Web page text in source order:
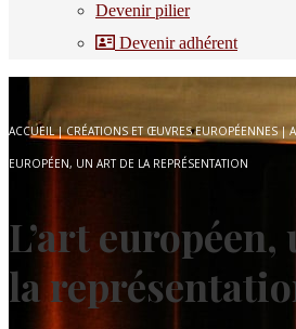
Devenir pilier
Devenir adhérent
ACCUEIL |CRÉATIONS ET ŒUVRES EUROPÉENNES|
EUROPÉEN, UN ART DE LA REPRÉSENTATION
L’art
la